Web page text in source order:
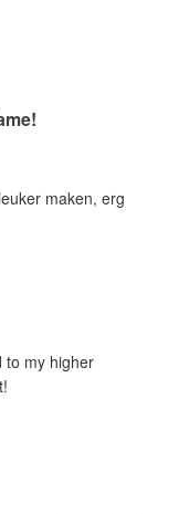
maken, erg
to my higher